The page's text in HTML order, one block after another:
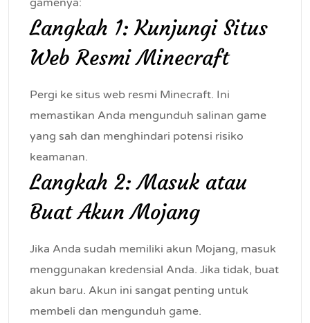
gamenya:
Langkah 1: Kunjungi Situs
Web Resmi Minecraft
Pergi ke situs web resmi Minecraft. Ini
memastikan Anda mengunduh salinan game
yang sah dan menghindari potensi risiko
keamanan.
Langkah 2: Masuk atau
Buat Akun Mojang
Jika Anda sudah memiliki akun Mojang, masuk
menggunakan kredensial Anda. Jika tidak, buat
akun baru. Akun ini sangat penting untuk
membeli dan mengunduh game.